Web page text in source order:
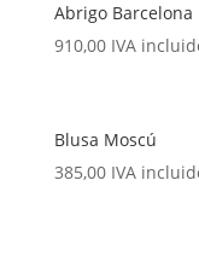
Abrigo Barcelona
910,00 IVA
Blusa Moscú
385,00 IVA